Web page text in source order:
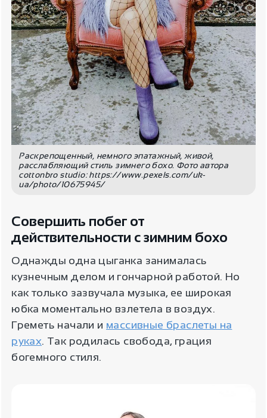
Раскрепощенный, немного эпатажный, живой,
расслабляющий стиль зимнего бохо. Фото автора
cottonbro studio: https://www.pexels.com/uk-
ua/photo/10675945/
Совершить побег от
действительности с зимним бохо
Однажды одна цыганка занималась
кузнечным делом и гончарной работой. Но
как только зазвучала музыка, ее широкая
юбка моментально взлетела в воздух.
Греметь начали и массивные браслеты на
руках. Так родилась свобода, грация
богемного стиля.